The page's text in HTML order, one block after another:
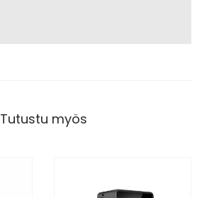
Tutustu myös